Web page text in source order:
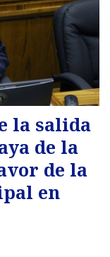
la salida
de la
de la
en